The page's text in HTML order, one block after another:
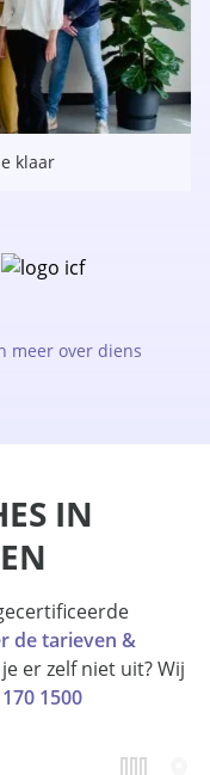
klaar
meer over diens
IN
de tarieven &
er zelf niet uit? Wij
1500